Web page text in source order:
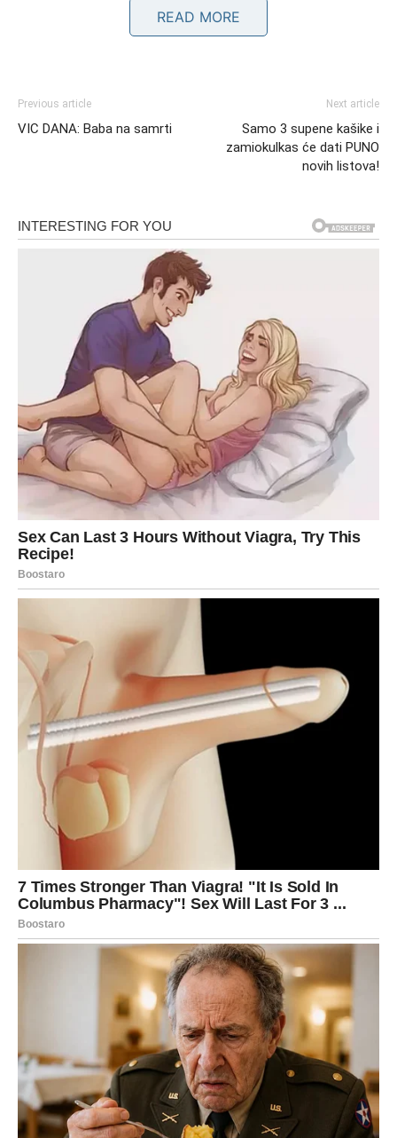
društvene mreže, imaju lakši pristup informacijama i
globalnim tokovima. Ove promjene omogućile su im da
vrijednosti empatije i složenosti. Ova interakcija stvara
dinamičan prostor za transformaciju i rast, gdje se stare
ideje preispituju i preoblikuju. Na primjer, mnogi mladi
ljudi aktivno sudjeluju u online kampanjama koje promiču
mir i suradnju među narodima, što dodatno doprinosi
stvaranju nove, pozitivnije naracije. Dr. Ivica Lukić,
sociolog iz Zagreba, tvrdi da mladi shvataju kako mržnjom
ne rješavaju probleme, dok starije generacije prepoznaju
važnost raznolikosti. Ova dvosmjerna komunikacija
oblikuje kulturu dijaloga koja je ključna za sazrijevanje
društva. U razgovorima koje vodi s studentima, Lukić
često naglašava potrebu za otvorenošću i spremnošću na
kompromise, što je ključno za izgradnju društva bez
mržnje. Rezultati ankete ukazuju na nadu i transformaciju,
a ne samo na staru percepciju rivalstava i netrpeljivosti,
što je ohrabrujuće u svijetu koji se suočava s brojnim
izazovima.
Novi Put ka Razumijevanju
Ispitanici su jasno pokazali želju za mirom, saradnjom i
globalnim razumijevanjem. Iako dio populacije i dalje
osjeća teret prošlosti, većina želi graditi budućnost
oslobođenu historijskih prijepora. Ova promjena u
mentalitetu zapažena je i u medijima, gdje se sve više
naglašava potreba za otvorenim razgovorom o
emocijama, prepoznavanjem da prošlost ne mora
određivati budućnost. Na primjer, inicijative koje
uključuju zajedničke projekte mladih iz različitih zemalja
Balkana postaju sve popularnije, čime se gradi most
između generacija i kultura. Osim toga, anketa je pokazala
da mržnja gubi snagu, a na njenom mjestu se pojavljuje
empatija i otvorenost ka preispitivanju vlastitih
predrasuda. Ljudi danas tragaju za objektivnošću i
pravednijim poretkom u kojem se glas manjih naroda
neće zanemarivati. Ova potraga stvara prostor za
društvenu zrelost i rast političke svijesti građana. Primjeri
aktivizma i socijalne angažiranosti među mladima
pokazuju da su spremni raditi na izgradnji društva u
kojem su različite perspektive cijenjene i gdje se svi
READ MORE
Previous article
VIC DANA: Baba na samrti
Next article
Samo 3 supene kašike i
zamiokulkas će dati PUNO
novih listova!